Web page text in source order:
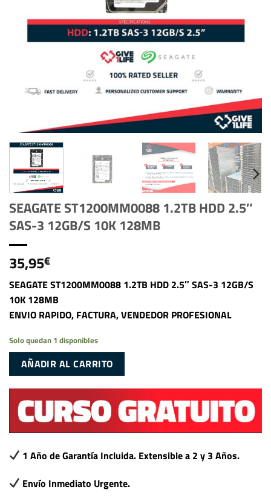
SEAGATE ST1200MM0088 1.2TB HDD 2.5″
SAS-3 12GB/S 10K 128MB
35,95€
SEAGATE ST1200MM0088 1.2TB HDD 2.5″ SAS-3 12GB/S
10K 128MB
ENVIO RAPIDO, FACTURA, VENDEDOR PROFESIONAL
Solo quedan 1 disponibles
AÑADIR AL CARRITO
1 Año de Garantía Incluida. Extensible a 2 y 3 Años.
Envío Inmediato Urgente.